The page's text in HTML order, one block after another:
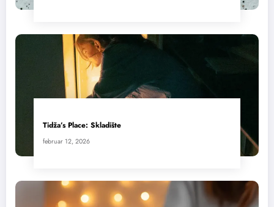
Tidža’s Place: Skladište
februar 12, 2026